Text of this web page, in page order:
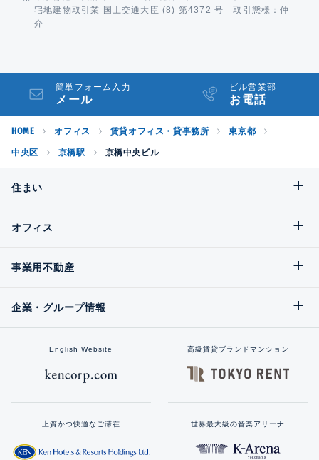
宅地建物取引業 国土交通大臣 (8) 第4372 号 取引態様：仲
介
簡単フォーム入力
メール
ビル営業部
お電話
HOME オフィス 賃貸オフィス・貸事務所 東京都
中央区 京橋駅 京橋中央ビル
住まい
オフィス
事業用不動産
企業・グループ情報
English Website 高級賃貸ブランドマンション
上質かつ快適なご滞在 世界最大級の音楽アリーナ